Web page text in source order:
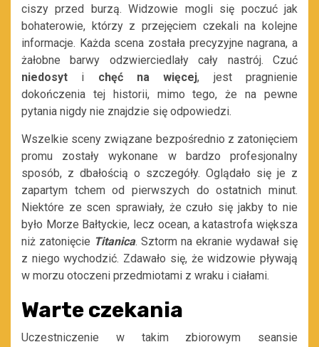
ciszy przed burzą. Widzowie mogli się poczuć jak
bohaterowie, którzy z przejęciem czekali na kolejne
informacje. Każda scena została precyzyjne nagrana, a
żałobne barwy odzwierciedlały cały nastrój. Czuć
niedosyt i chęć na więcej, jest pragnienie
dokończenia tej historii, mimo tego, że na pewne
pytania nigdy nie znajdzie się odpowiedzi.
Wszelkie sceny związane bezpośrednio z zatonięciem
promu zostały wykonane w bardzo profesjonalny
sposób, z dbałością o szczegóły. Oglądało się je z
zapartym tchem od pierwszych do ostatnich minut.
Niektóre ze scen sprawiały, że czuło się jakby to nie
było Morze Bałtyckie, lecz ocean, a katastrofa większa
niż zatonięcie Titanica. Sztorm na ekranie wydawał się
z niego wychodzić. Zdawało się, że widzowie pływają
w morzu otoczeni przedmiotami z wraku i ciałami.
Warte czekania
Uczestniczenie w takim zbiorowym seansie